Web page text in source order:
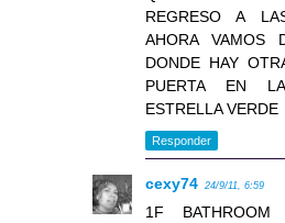
REGRESO A
AHORA VAMOS
DONDE HAY
PUERTA EN
ESTRELLA VERDE
Responder
cexy74 24/9/11, 6:59
1F